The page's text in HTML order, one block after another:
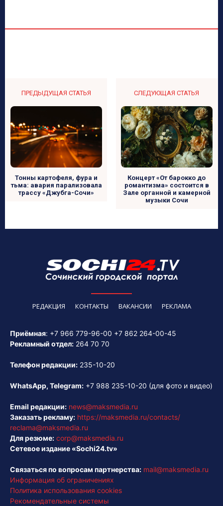
ПРЕДЫДУЩАЯ СТАТЬЯ
Тонны картофеля, фура и
тьма: авария парализовала
трассу «Джубга-Сочи»
СЛЕДУЮЩАЯ СТАТЬЯ
Концерт «От барокко до
романтизма» состоится в
Зале органной и камерной
музыки Сочи
РЕДАКЦИЯ КОНТАКТЫ ВАКАНСИИ РЕКЛАМА
Приёмная: +7 966 779-96-00 +7 862 264-00-45
Рекламный отдел: 264 70 70
Телефон редакции: 235-10-20
WhatsApp, Telegram: +7 988 235-10-20 (для фото и видео)
Email редакции: news@maksmedia.ru
Заказать рекламу: https://maksmedia.ru/contacts/
reclama@maksmedia.ru
Для резюме: corp@maksmedia.ru
Сетевое издание «Sochi24.tv»
Связаться по вопросам партнерства: mail@maksmedia.ru
Информация об ограничениях
Политика использования cookies
Рекомендательные системы